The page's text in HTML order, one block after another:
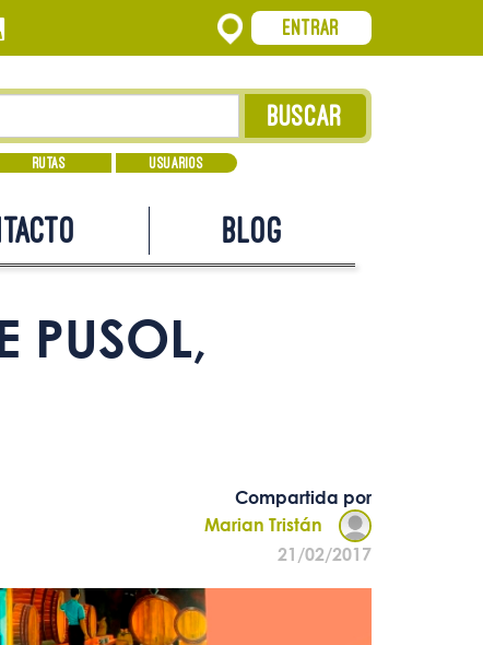
Entrar
Rutas Usuarios
Blog
PUSOL,
Compartida por
Marian Tristán
21/02/2017